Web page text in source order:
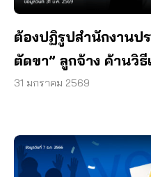
ต้องปฏิรูปสำนักงานป
ตัดขา” ลูกจ้าง ค้านวิ
ใหม่ ปิดโอกาสตัวแทนตั
31 มกราคม 2569